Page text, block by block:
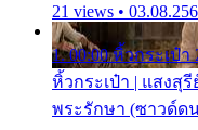
21 views •
1. 00:00 หิ้วกระเป๋า
หิ้วกระเป๋า | แสงสุ
พระรักษา (ซาวด์ด